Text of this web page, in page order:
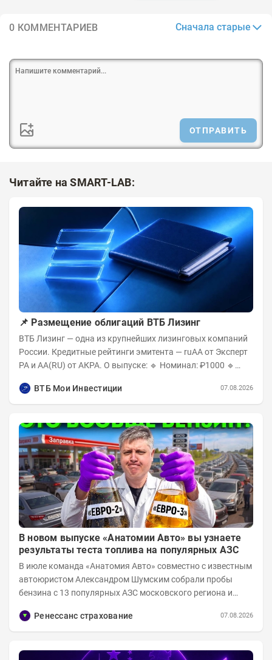
0 КОММЕНТАРИЕВ Сначала старые
ОТПРАВИТЬ
Читайте на SMART-LAB:
📌 Размещение облигаций ВТБ Лизинг
ВТБ Лизинг — одна из крупнейших лизинговых компаний
России. Кредитные рейтинги эмитента — ruAA от Эксперт
РА и AA(RU) от АКРА. О выпуске: 🔹 Номинал: ₽1000 🔹
ВТБ Мои Инвестиции
07.08.2026
В новом выпуске «Анатомии Авто» вы узнаете
результаты теста топлива на популярных АЗС
В июле команда «Анатомия Авто» совместно с известным
автоюристом Александром Шумским собрали пробы
бензина с 13 популярных АЗС московского региона и
Ренессанс страхование
07.08.2026